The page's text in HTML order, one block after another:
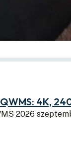
4K,
2026